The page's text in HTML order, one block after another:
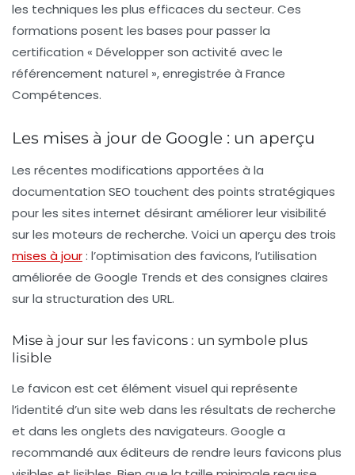
les techniques les plus efficaces du secteur. Ces
formations posent les bases pour passer la
certification « Développer son activité avec le
référencement naturel », enregistrée à France
Compétences.
Les mises à jour de Google : un aperçu
Les récentes modifications apportées à la
documentation SEO touchent des points stratégiques
pour les sites internet désirant améliorer leur visibilité
sur les moteurs de recherche. Voici un aperçu des trois
mises à jour: l’optimisation des favicons, l’utilisation
améliorée de Google Trends et des consignes claires
sur la structuration des URL.
Mise à jour sur les favicons : un symbole plus
lisible
Le favicon est cet élément visuel qui représente
l’identité d’un site web dans les résultats de recherche
et dans les onglets des navigateurs. Google a
recommandé aux éditeurs de rendre leurs favicons plus